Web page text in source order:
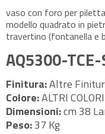
vaso con foro per
modello quadrato in
travertino (fontanella e
AQ5300-TCE-
Finitura:Altre
Colore:ALTRI COLORI
Dimensioni:cm 38
Peso:37 Kg